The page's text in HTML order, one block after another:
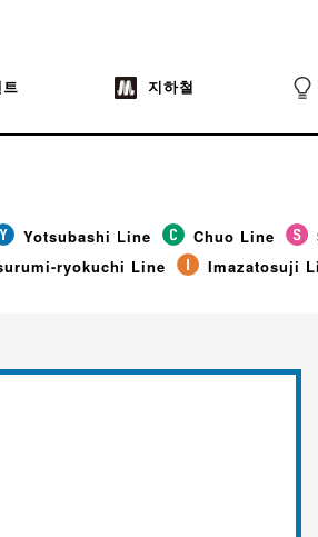
지하철
Yotsubashi Line Chuo Line
ryokuchi Line Imazatosuji